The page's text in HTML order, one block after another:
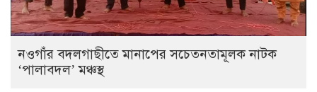
নওগাঁর বদলগাছীতে মানাপের সচেতনতামূলক নাটক
‘পালাবদল’ মঞ্চস্থ